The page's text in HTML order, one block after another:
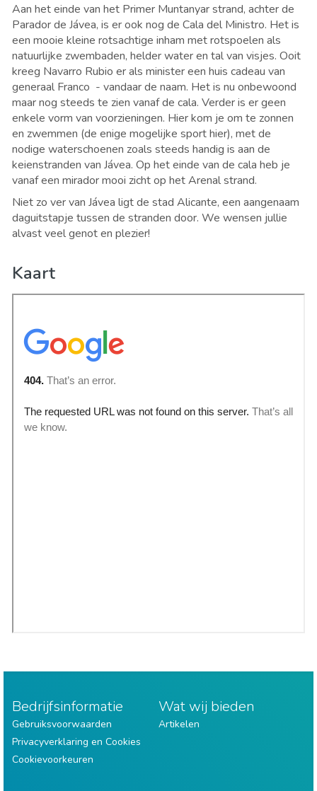
Aan het einde van het Primer Muntanyar strand, achter de
Parador de Jávea, is er ook nog de Cala del Ministro. Het is
een mooie kleine rotsachtige inham met rotspoelen als
natuurlijke zwembaden, helder water en tal van visjes. Ooit
kreeg Navarro Rubio er als minister een huis cadeau van
generaal Franco - vandaar de naam. Het is nu onbewoond
maar nog steeds te zien vanaf de cala. Verder is er geen
enkele vorm van voorzieningen. Hier kom je om te zonnen
en zwemmen (de enige mogelijke sport hier), met de
nodige waterschoenen zoals steeds handig is aan de
keienstranden van Jávea. Op het einde van de cala heb je
vanaf een mirador mooi zicht op het Arenal strand.
Niet zo ver van Jávea ligt de stad Alicante, een aangenaam
daguitstapje tussen de stranden door. We wensen jullie
alvast veel genot en plezier!
Kaart
Bedrijfsinformatie
Gebruiksvoorwaarden
Privacyverklaring en Cookies
Cookievoorkeuren
Wat wij bieden
Artikelen